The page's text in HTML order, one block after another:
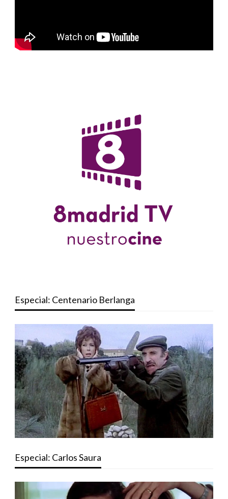
Especial: Centenario Berlanga
Especial: Carlos Saura